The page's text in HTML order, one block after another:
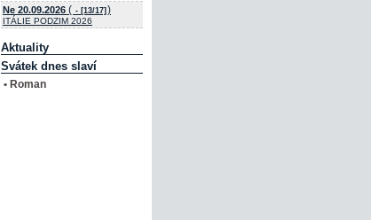
Ne 20.09.2026 ( - [13/17] )
ITÁLIE PODZIM 2026
Aktuality
Svátek dnes slaví
• Roman